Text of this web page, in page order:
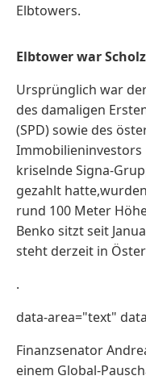
Elbtowers.
Elbtower war
Ursprünglich war
des damaligen
(SPD) sowie des
Immobilieninvestors
kriselnde Signa-
gezahlt
rund 100 Meter
Benko sitzt seit
steht derzeit in
.
data-area="text"
Finanzsenator
einem Global-